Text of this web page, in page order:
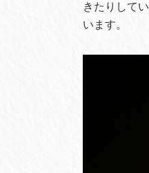
きたりして
います。